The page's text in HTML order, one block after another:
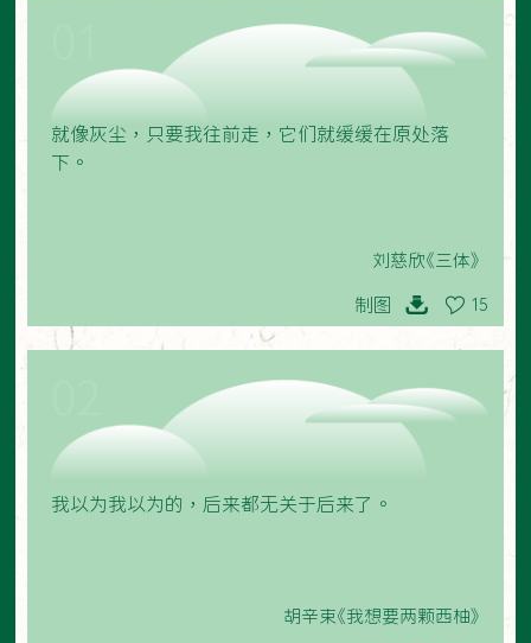
就像灰尘，只要我往前走，它们就缓缓在原处落
下。
刘慈欣《三体》
制图 15
我以为我以为的，后来都无关于后来了。
胡辛束《我想要两颗西柚》